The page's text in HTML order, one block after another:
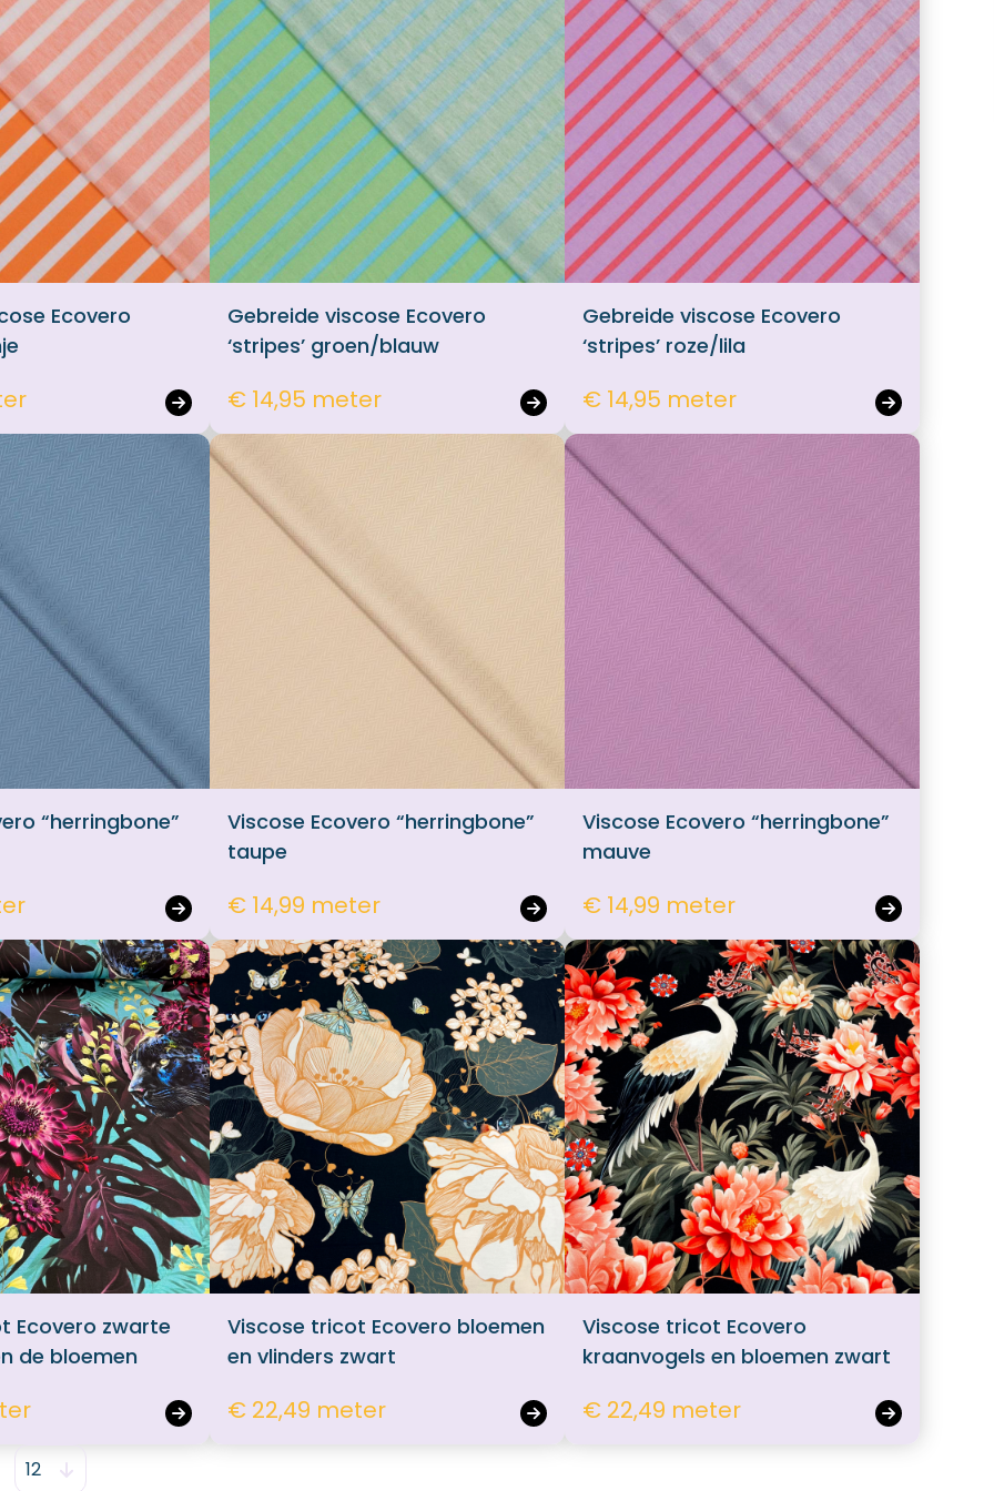
Ecovero
Gebreide viscose Ecovero
‘stripes’ groen/blauw
€ 14,95 meter
Gebreide viscose Ecovero
‘stripes’ roze/lila
€ 14,95 meter
“herringbone”
Viscose Ecovero “herringbone”
taupe
€ 14,99 meter
Viscose Ecovero “herringbone”
mauve
€ 14,99 meter
Ecovero zwarte
de bloemen
Viscose tricot Ecovero bloemen
en vlinders zwart
€ 22,49 meter
Viscose tricot Ecovero
kraanvogels en bloemen zwart
€ 22,49 meter